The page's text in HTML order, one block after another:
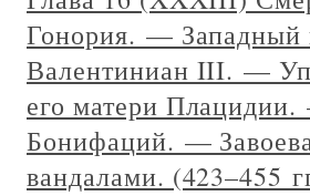
Гонория. — Западный
Валентиниан III. —
его матери
Бонифаций. —
вандалами. (423–455